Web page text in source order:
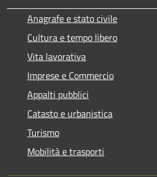
Anagrafe e stato civile
Cultura e tempo libero
Vita lavorativa
Imprese e Commercio
Appalti pubblici
Catasto e urbanistica
Turismo
Mobilità e trasporti